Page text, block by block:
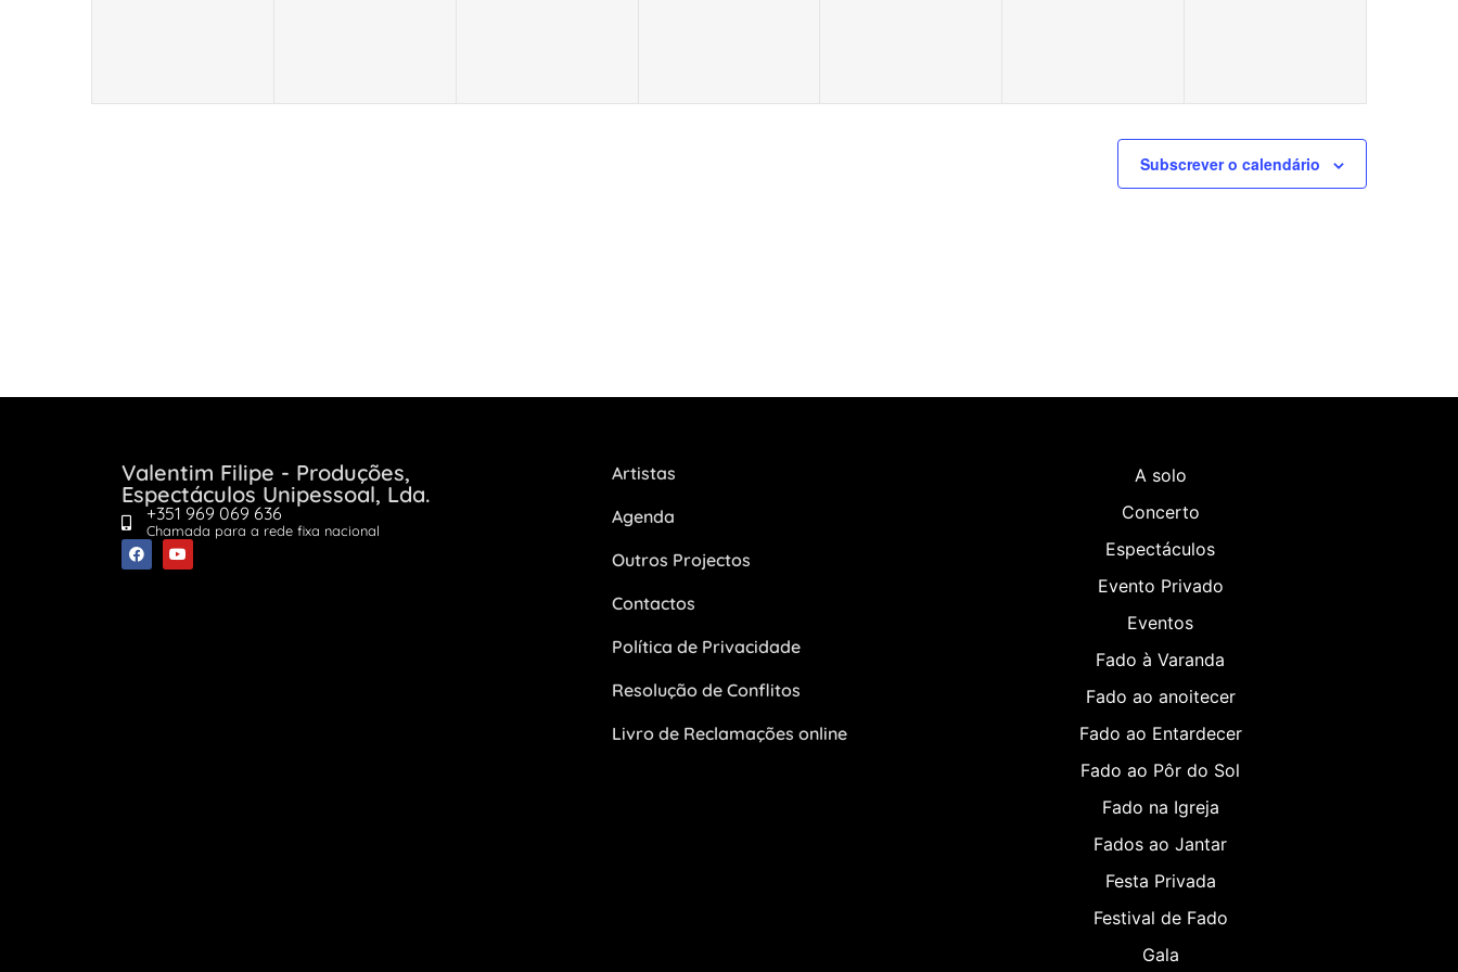
Subscrever o calendário
Valentim Filipe - Produções,
Espectáculos Unipessoal, Lda.
+351 969 069 636
Chamada para a rede fixa nacional
Artistas
Agenda
Outros Projectos
Contactos
Política de Privacidade
Resolução de Conflitos
Livro de Reclamações online
A solo
Concerto
Espectáculos
Evento Privado
Eventos
Fado à Varanda
Fado ao anoitecer
Fado ao Entardecer
Fado ao Pôr do Sol
Fado na Igreja
Fados ao Jantar
Festa Privada
Festival de Fado
Gala